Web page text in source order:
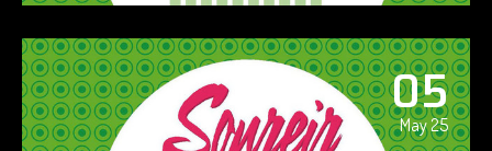
05
May 25